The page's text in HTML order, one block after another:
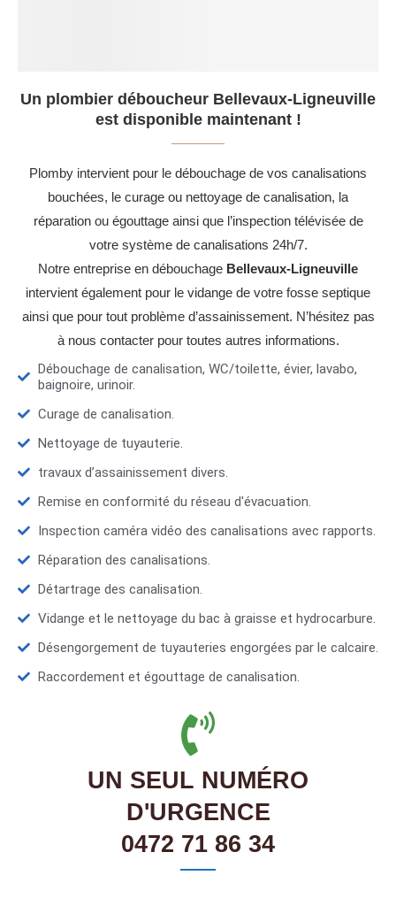
Un plombier déboucheur Bellevaux-Ligneuville
est disponible maintenant !
Plomby intervient pour le débouchage de vos canalisations
bouchées, le curage ou nettoyage de canalisation, la
réparation ou égouttage ainsi que l’inspection télévisée de
votre système de canalisations 24h/7.
Notre entreprise en débouchage Bellevaux-Ligneuville
intervient également pour le vidange de votre fosse septique
ainsi que pour tout problème d’assainissement. N’hésitez pas
à nous contacter pour toutes autres informations.
Débouchage de canalisation, WC/toilette, évier, lavabo,
baignoire, urinoir.
Curage de canalisation.
Nettoyage de tuyauterie.
travaux d’assainissement divers.
Remise en conformité du réseau d'évacuation.
Inspection caméra vidéo des canalisations avec rapports.
Réparation des canalisations.
Détartrage des canalisation.
Vidange et le nettoyage du bac à graisse et hydrocarbure.
Désengorgement de tuyauteries engorgées par le calcaire.
Raccordement et égouttage de canalisation.
UN SEUL NUMÉRO
D'URGENCE
0472 71 86 34